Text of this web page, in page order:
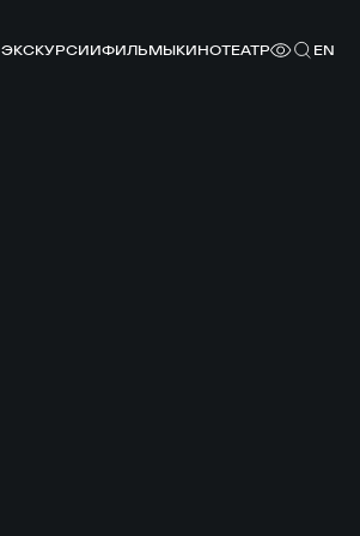
ЭКСКУРСИИФИЛЬМЫКИНОТЕАТР EN